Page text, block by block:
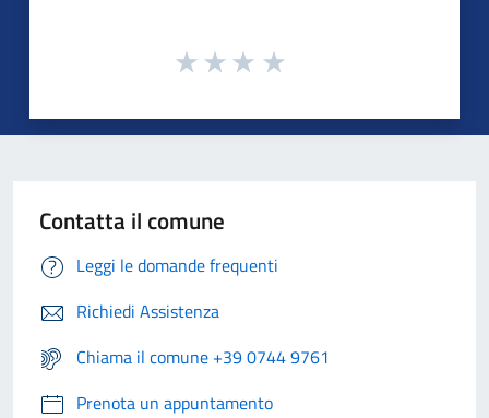
Contatta il comune
Leggi le domande frequenti
Richiedi Assistenza
Chiama il comune +39 0744 9761
Prenota un appuntamento